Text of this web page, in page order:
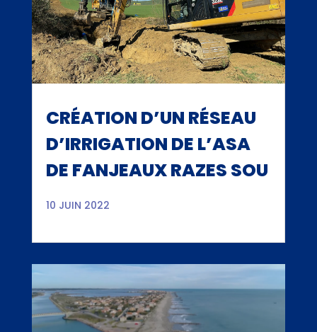
CRÉATION D’UN RÉSEAU
D’IRRIGATION DE L’ASA
DE FANJEAUX RAZES SOU
10 JUIN 2022